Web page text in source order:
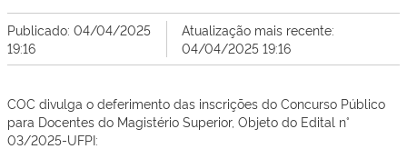
Publicado: 04/04/2025
19:16
Atualização mais recente:
04/04/2025 19:16
COC divulga o deferimento das inscrições do Concurso Público
para Docentes do Magistério Superior, Objeto do Edital n°
03/2025-UFPI: